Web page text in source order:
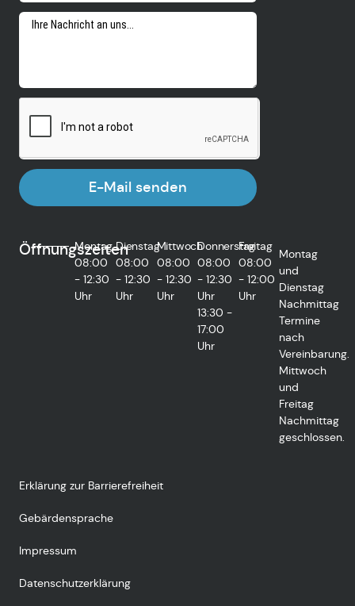
E-Mail senden
Öffnungszeiten
Montag
08:00
- 12:30
Uhr
Dienstag
08:00
- 12:30
Uhr
Mittwoch
08:00
- 12:30
Uhr
Donnerstag
08:00
- 12:30
Uhr
13:30 -
17:00
Uhr
Freitag
08:00
- 12:00
Uhr
Montag
und
Dienstag
Nachmittag
Termine
nach
Vereinbarung.
Mittwoch
und
Freitag
Nachmittag
geschlossen.
Erklärung zur Barrierefreiheit
Gebärdensprache
Impressum
Datenschutzerklärung